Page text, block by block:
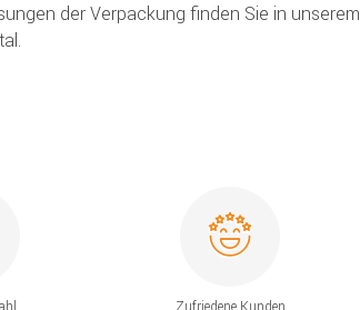
der Verpackung finden Sie in unserem
Zufriedene Kunden